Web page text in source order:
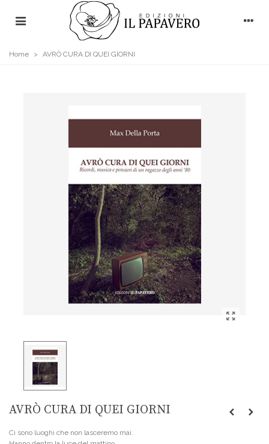
Home > AVRÒ CURA DI QUEI GIORNI
AVRÒ CURA DI QUEI GIORNI
Ci sono luoghi che non lasceremo mai.